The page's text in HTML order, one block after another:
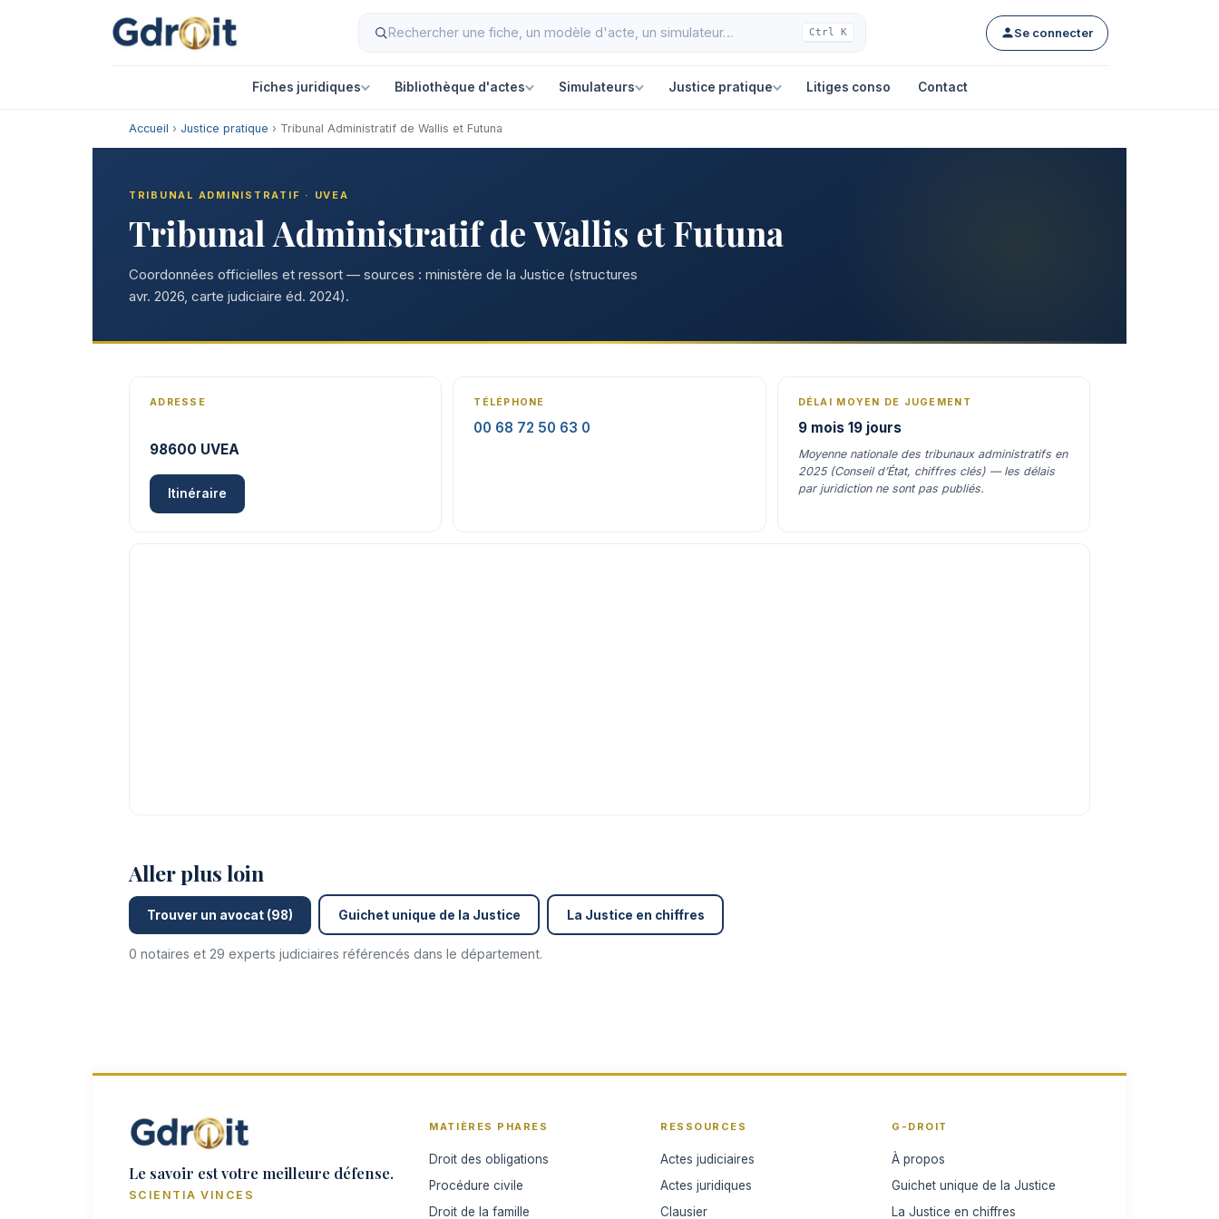
Ctrl K Se connecter
Fiches juridiques Bibliothèque d'actes Simulateurs Justice pratique Litiges conso Contact
Accueil › Justice pratique › Tribunal Administratif de Wallis et Futuna
TRIBUNAL ADMINISTRATIF · UVEA
Tribunal Administratif de Wallis et Futuna
Coordonnées officielles et ressort — sources : ministère de la Justice (structures
avr. 2026, carte judiciaire éd. 2024).
ADRESSE
98600 UVEA
Itinéraire
TÉLÉPHONE
00 68 72 50 63 0
DÉLAI MOYEN DE JUGEMENT
9 mois 19 jours
Moyenne nationale des tribunaux administratifs en
2025 (Conseil d’État, chiffres clés) — les délais
par juridiction ne sont pas publiés.
Aller plus loin
Trouver un avocat (98) Guichet unique de la Justice La Justice en chiffres
0 notaires et 29 experts judiciaires référencés dans le département.
Le savoir est votre meilleure défense.
SCIENTIA VINCES
MATIÈRES PHARES
Droit des obligations
Procédure civile
Droit de la famille
RESSOURCES
Actes judiciaires
Actes juridiques
Clausier
G-DROIT
À propos
Guichet unique de la Justice
La Justice en chiffres